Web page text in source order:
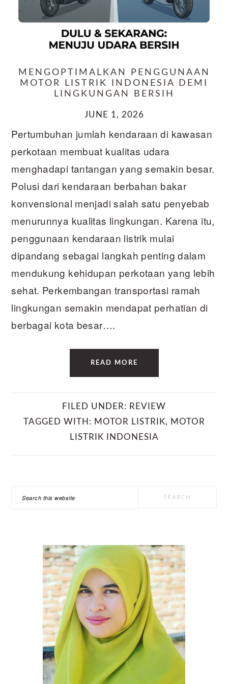
MENGOPTIMALKAN PENGGUNAAN
MOTOR LISTRIK INDONESIA DEMI
LINGKUNGAN BERSIH
JUNE 1, 2026
Pertumbuhan jumlah kendaraan di kawasan
perkotaan membuat kualitas udara
menghadapi tantangan yang semakin besar.
Polusi dari kendaraan berbahan bakar
konvensional menjadi salah satu penyebab
menurunnya kualitas lingkungan. Karena itu,
penggunaan kendaraan listrik mulai
dipandang sebagai langkah penting dalam
mendukung kehidupan perkotaan yang lebih
sehat. Perkembangan transportasi ramah
lingkungan semakin mendapat perhatian di
berbagai kota besar….
READ MORE
FILED UNDER: REVIEW
TAGGED WITH: MOTOR LISTRIK, MOTOR
LISTRIK INDONESIA
Search